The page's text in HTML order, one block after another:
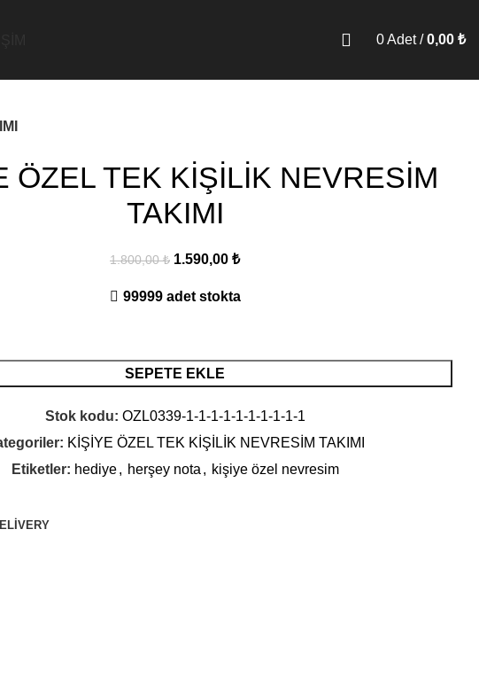
0Adet / 0,00 ₺
ÖZEL TEK KİŞİLİK NEVRESİM
TAKIMI
1.800,00₺ Orijinal
1.800,00 ₺.
1.590,00 ₺Şu
fiyat:
99999 adet stokta
SEPETE EKLE
Stok kodu: OZL0339-1-1-1-1-1-1-1-1-1-1
KİŞİYE ÖZEL TEK KİŞİLİK NEVRESİM TAKIMI
Etiketler: hediye , herşey nota , kişiye özel nevresim